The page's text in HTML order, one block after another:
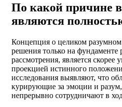
По какой причине
являются
Концепция о целиком
решения только на фундаменте
рассмотрения, является
проекцией истинного
исследования выявляют, что
курирующие за эмоции и
непрерывно сотрудничают в